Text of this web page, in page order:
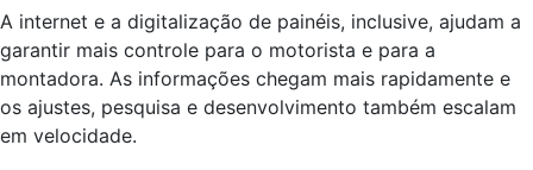
A internet e a digitalização de painéis, inclusive, ajudam a
garantir mais controle para o motorista e para a
montadora. As informações chegam mais rapidamente e
os ajustes, pesquisa e desenvolvimento também escalam
em velocidade.